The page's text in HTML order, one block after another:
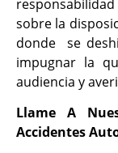
sobre la
donde se
impugnar la
audiencia y
Llame A
Accidentes